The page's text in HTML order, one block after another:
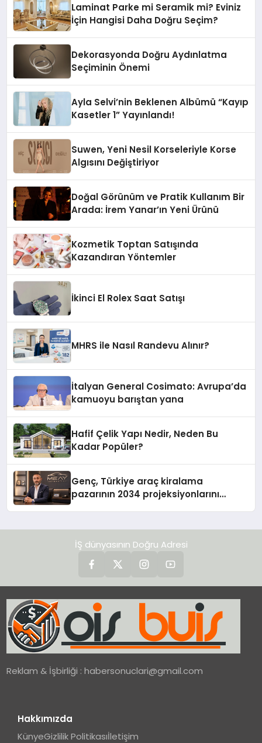
Laminat Parke mi Seramik mi? Eviniz
İçin Hangisi Daha Doğru Seçim?
Dekorasyonda Doğru Aydınlatma
Seçiminin Önemi
Ayla Selvi’nin Beklenen Albümü “Kayıp
Kasetler 1” Yayınlandı!
Suwen, Yeni Nesil Korseleriyle Korse
Algısını Değiştiriyor
Doğal Görünüm ve Pratik Kullanım Bir
Arada: İrem Yanar’ın Yeni Ürünü
Kozmetik Toptan Satışında
Kazandıran Yöntemler
İkinci El Rolex Saat Satışı
MHRS ile Nasıl Randevu Alınır?
İtalyan General Cosimato: Avrupa’da
kamuoyu barıştan yana
Hafif Çelik Yapı Nedir, Neden Bu
Kadar Popüler?
Genç, Türkiye araç kiralama
pazarının 2034 projeksiyonlarını
İŞ dünyasının Doğru Adresi
Reklam & İşbirliği :habersonuclari@gmail.com
Hakkımızda
KünyeGizlilik Politikasıİletişim